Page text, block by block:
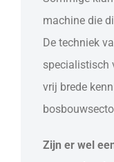
machine die
De techniek
specialistisch
vrij brede
Zijn er wel